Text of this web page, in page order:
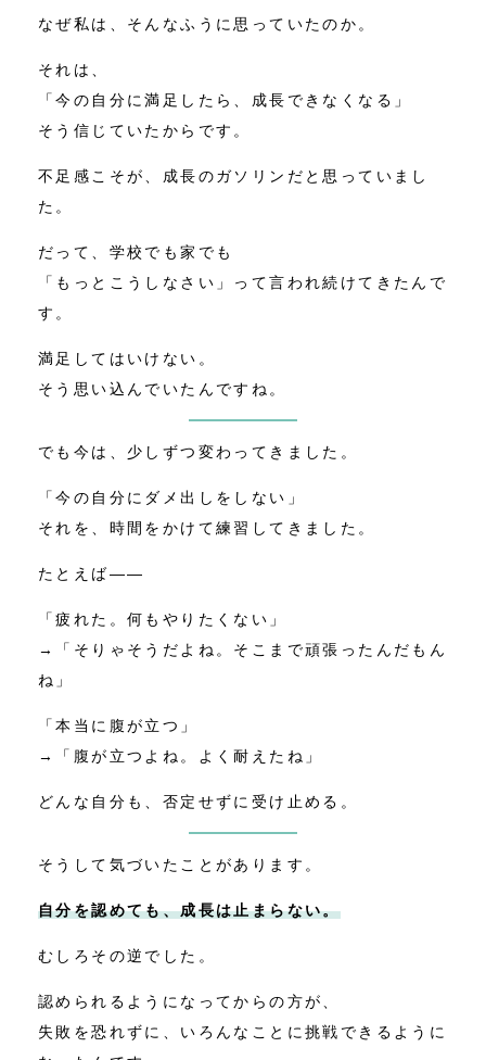
なぜ私は、そんなふうに思っていたのか。
それは、
「今の自分に満足したら、成長できなくなる」
そう信じていたからです。
不足感こそが、成長のガソリンだと思っていまし
た。
だって、学校でも家でも
「もっとこうしなさい」って言われ続けてきたんで
す。
満足してはいけない。
そう思い込んでいたんですね。
でも今は、少しずつ変わってきました。
「今の自分にダメ出しをしない」
それを、時間をかけて練習してきました。
たとえば――
「疲れた。何もやりたくない」
→「そりゃそうだよね。そこまで頑張ったんだもん
ね」
「本当に腹が立つ」
→「腹が立つよね。よく耐えたね」
どんな自分も、否定せずに受け止める。
そうして気づいたことがあります。
自分を認めても、成長は止まらない。
むしろその逆でした。
認められるようになってからの方が、
失敗を恐れずに、いろんなことに挑戦できるように